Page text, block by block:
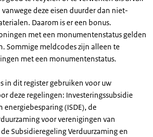
deze eisen duurder dan niet-
Daarom is er een bonus.
met een monumentenstatus gelden
Sommige meldcodes zijn alleen te
met een monumentenstatus.
in dit register gebruiken voor uw
deze regelingen: Investeringssubsidie
energiebesparing (ISDE), de
voor verenigingen van
de Subsidieregeling Verduurzaming en